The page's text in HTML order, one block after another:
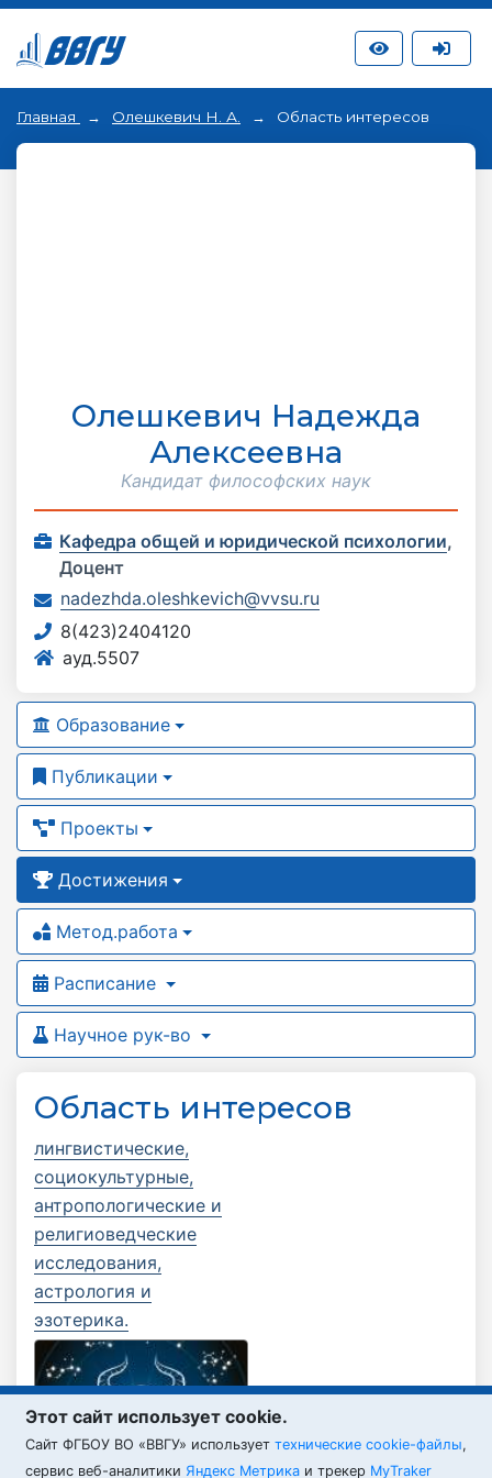
Главная Олешкевич Н. А. Область интересов
Олешкевич Надежда
Алексеевна
Кандидат философских наук
Кафедра общей и юридической психологии,
Доцент
nadezhda.oleshkevich@vvsu.ru
8(423)2404120
ауд.5507
Образование
Публикации
Проекты
Достижения
Метод.работа
Расписание
Научное рук-во
Область интересов
лингвистические,
социокультурные,
антропологические и
религиоведческие
исследования,
астрология и
эзотерика.
Этот сайт использует cookie.
Cайт ФГБОУ ВО «ВВГУ» использует технические cookie-файлы,
сервис веб-аналитики Яндекс Метрика и трекер MyTraker